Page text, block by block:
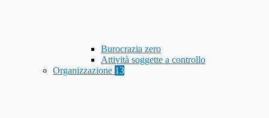
Burocrazia zero
Attività soggette a controllo
Organizzazione 13